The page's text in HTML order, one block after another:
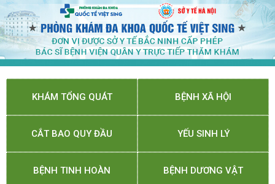
KHÁM TỔNG QUÁT BỆNH XÃ HỘI
CẮT BAO QUY ĐẦU YẾU SINH LÝ
BỆNH TINH HOÀN BỆNH DƯƠNG VẬT